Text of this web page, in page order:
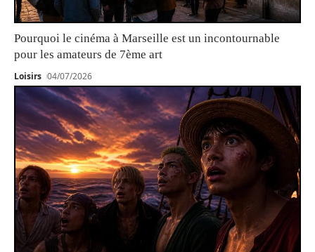
Pourquoi le cinéma à Marseille est un incontournable
pour les amateurs de 7ème art
Loisirs 04/07/2026